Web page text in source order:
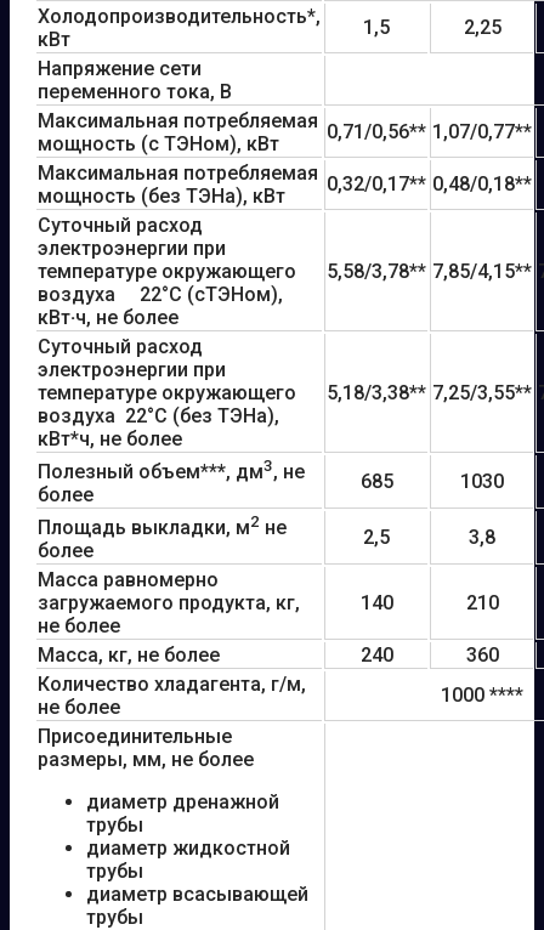
Холодопроизводительность*,
кВт
1,5
2,25
Напряжение сети
переменного тока, В
Максимальная потребляемая
мощность (с ТЭНом), кВт
0,71/0,56** 1,07/0,77**
Максимальная потребляемая
мощность (без ТЭНа), кВт
0,32/0,17** 0,48/0,18**
Суточный расход
электроэнергии при
температуре окружающего
воздуха 22°С (сТЭНом),
кВт·ч, не более
5,58/3,78** 7,85/4,15**
Суточный расход
электроэнергии при
температуре окружающего
воздуха 22°С (без ТЭНа),
кВт*ч, не более
5,18/3,38** 7,25/3,55**
Полезный объем***, дм3, не
более
685 1030
Площадь выкладки, м2 не
более
2,5
3,8
Масса равномерно
загружаемого продукта, кг,
не более
140 210
Масса, кг, не более 240
360
Количество хладагента, г/м,
не более
1000 ****
Присоединительные
размеры, мм, не более
диаметр дренажной
трубы
диаметр жидкостной
трубы
диаметр всасывающей
трубы